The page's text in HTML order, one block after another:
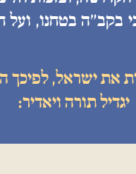
בטחנו, ועל
את ישראל,
יגדיל תורה ויאדיר: